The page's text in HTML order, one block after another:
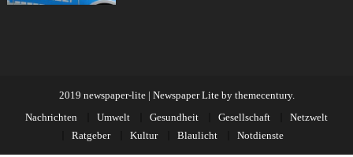
2019 newspaper-lite | Newspaper Lite by themecentury.
Nachrichten
Umwelt Gesundheit Gesellschaft
Netzwelt
Ratgeber
Kultur Blaulicht Notdienste